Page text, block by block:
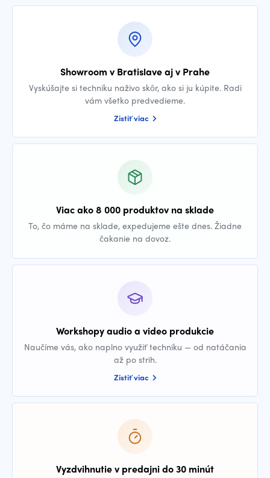
Showroom v Bratislave aj v Prahe
Vyskúšajte si techniku naživo skôr, ako si ju kúpite. Radi
vám všetko predvedieme.
Zistiť viac
Viac ako 8 000 produktov na sklade
To, čo máme na sklade, expedujeme ešte dnes. Žiadne
čakanie na dovoz.
Workshopy audio a video produkcie
Naučíme vás, ako naplno využiť techniku — od natáčania
až po strih.
Zistiť viac
Vyzdvihnutie v predajni do 30 minút